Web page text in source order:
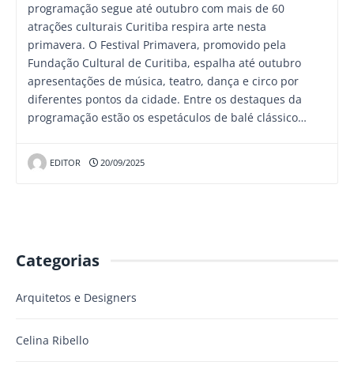
programação segue até outubro com mais de 60
atrações culturais Curitiba respira arte nesta
primavera. O Festival Primavera, promovido pela
Fundação Cultural de Curitiba, espalha até outubro
apresentações de música, teatro, dança e circo por
diferentes pontos da cidade. Entre os destaques da
programação estão os espetáculos de balé clássico…
EDITOR 20/09/2025
Categorias
Arquitetos e Designers
Celina Ribello